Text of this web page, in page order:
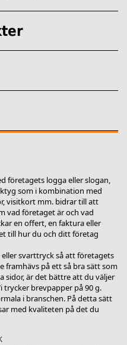
företagets logga eller slogan,
som i kombination med
visitkort mm. bidrar till att
vad företaget är och vad
en offert, en faktura eller
till hur du och ditt företag
svarttryck så att företagets
framhävs på ett så bra sätt som
sidor, är det bättre att du väljer
brevpapper på 90 g.
i branschen. På detta sätt
med kvaliteten på det du